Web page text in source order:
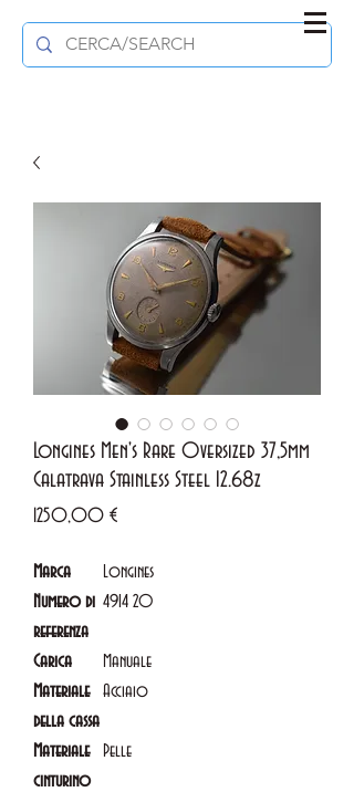
Longines Men's Rare Oversized 37,5mm
Calatrava Stainless Steel 12.68z
1250,00 €Prezzo
Marca
Longines
Numero di
referenza
4914 20
Carica
Manuale
Materiale
della cassa
Acciaio
Materiale
cinturino
Pelle